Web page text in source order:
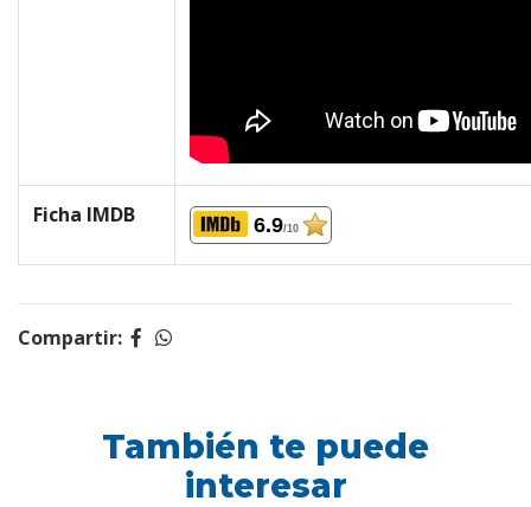
Ficha IMDB 6.9/10
Compartir:
También te puede
interesar